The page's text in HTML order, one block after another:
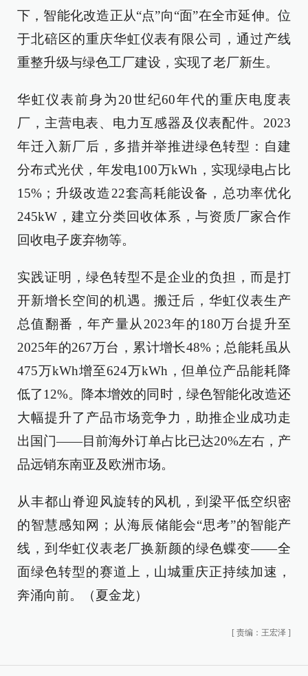
下，智能化改造正从“点”向“面”在全市延伸。位
于北碚区的重庆华虹仪表有限公司，通过产线
重整升级与绿色工厂建设，实现了老厂新生。
华虹仪表前身为20世纪60年代的重庆电度表
厂，主营电表、电力互感器及仪表配件。2023
年迁入新厂后，多措并举推进绿色转型：自建
分布式光伏，年发电100万kWh，实现绿电占比
15%；升级改造22套高耗能设备，总功率优化
245kW，建立分类回收体系，与资质厂家合作
回收电子废弃物等。
实践证明，绿色转型不是企业的负担，而是打
开新增长空间的机遇。搬迁后，华虹仪表生产
总值翻番，年产量从2023年的180万台提升至
2025年的267万台，累计增长48%；总能耗虽从
475万kWh增至624万kWh，但单位产品能耗降
低了12%。降本增效的同时，绿色智能化改造还
大幅提升了产品市场竞争力，助推企业成功走
出国门——目前海外订单占比已达20%左右，产
品远销东南亚及欧洲市场。
从丰都山脊迎风旋转的风机，到梁平低空织密
的智慧感知网；从海辰储能会“思考”的智能产
线，到华虹仪表老厂换新颜的绿色蝶变——全
面绿色转型的赛道上，山城重庆正持续加速，
奔涌向前。（夏金龙）
[ 责编：王宏泽 ]